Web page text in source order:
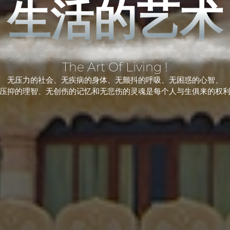
生活的艺术
The Art Of Living !
无压力的社会、无疾病的身体、无颤抖的呼吸、无困惑的心智、
抑的理智、无创伤的记忆和无悲伤的灵魂是每个人与生俱来的权